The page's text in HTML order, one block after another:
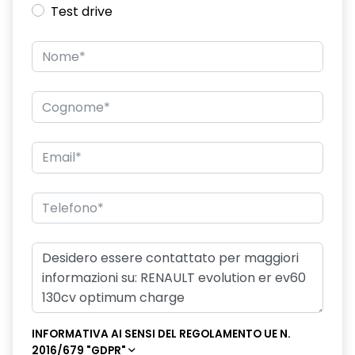
Test drive
INFORMATIVA AI SENSI DEL REGOLAMENTO UE N.
2016/679 "GDPR"